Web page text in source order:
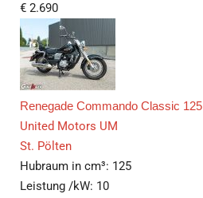
€ 2.690
Renegade Commando Classic 125
United Motors UM
St. Pölten
Hubraum in cm³: 125
Leistung /kW: 10